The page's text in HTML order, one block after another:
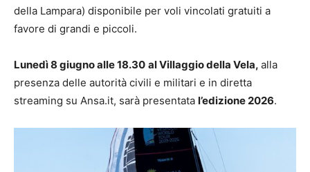
della Lampara) disponibile per voli vincolati gratuiti a
favore di grandi e piccoli.
Lunedì 8 giugno alle 18.30 al Villaggio della Vela, alla
presenza delle autorità civili e militari e in diretta
streaming su Ansa.it, sarà presentata l’edizione 2026.